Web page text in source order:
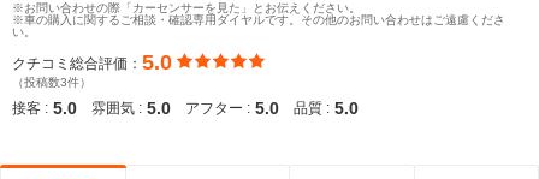
※お問い合わせの際「カーセンサーを見た」とお伝えください。
※車の購入に関するご相談・確認専用ダイヤルです。その他のお問い合わせはご遠慮くださ
い。
クチコミ総合評価： 5.0
（投稿数3件）
接客 : 5.0 雰囲気 : 5.0 アフター : 5.0 品質 : 5.0